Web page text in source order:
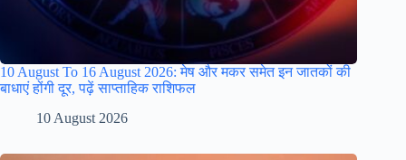
10 August To 16 August 2026: मेष और मकर समेत इन जातकों की
बाधाएं होंगी दूर, पढ़ें साप्ताहिक राशिफल
10 August 2026